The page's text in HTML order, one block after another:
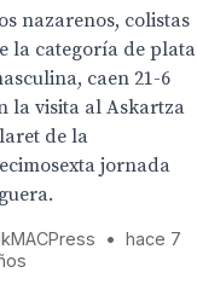
nazarenos, colistas
la categoría de plata
caen 21-6
la visita al Askartza
de la
jornada
•
hace 7